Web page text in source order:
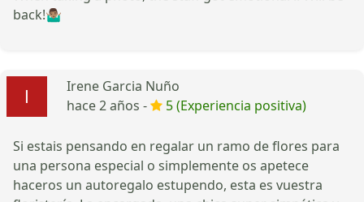
back!🤷🏽‍♂️
Irene Garcia Nuño
hace 2 años -
5 (Experiencia positiva)
Si estais pensando en regalar un ramo de flores para
una persona especial o simplemente os apetece
haceros un autoregalo estupendo, esta es vuestra